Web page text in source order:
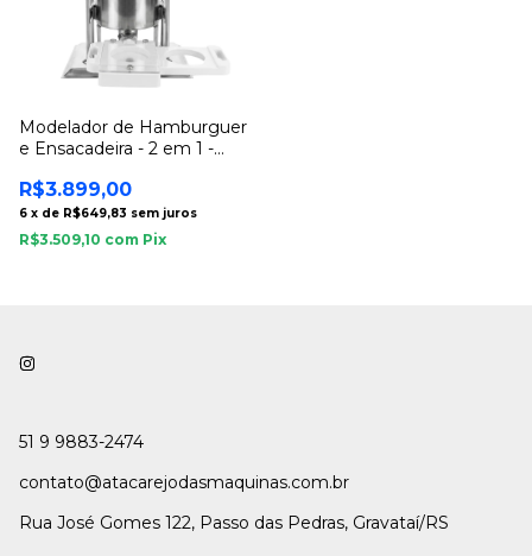
Modelador de Hamburguer
e Ensacadeira - 2 em 1 -
R$3.899,00
6 x de R$649,83 sem juros
R$3.509,10 com Pix
51 9 9883-2474
contato@atacarejodasmaquinas.com.br
Rua José Gomes 122, Passo das Pedras, Gravataí/RS